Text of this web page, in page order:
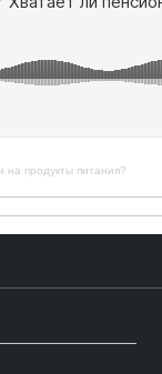
на продукты питания?